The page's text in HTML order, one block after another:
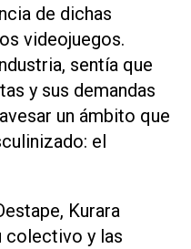
de dichas
videojuegos.
sentía que
y sus demandas
un ámbito que
el
, Kurara
colectivo y las